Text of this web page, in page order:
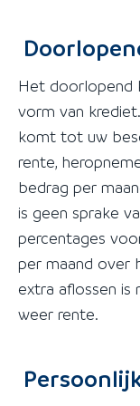
Het doorlopend
vorm van
komt tot uw
rente,
bedrag per
is geen sprake
percentages
per maand over
extra aflossen
weer rente.